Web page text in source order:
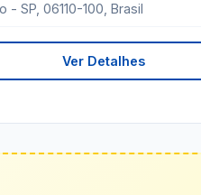
- SP, 06110-100, Brasil
Ver Detalhes